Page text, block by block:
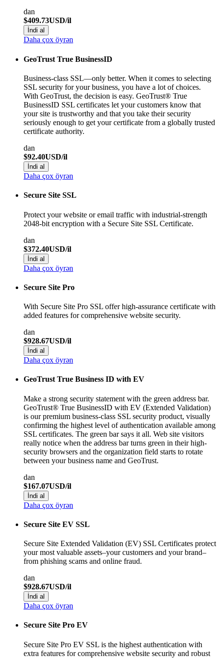
dan
$409.73USD/il
İndi al
Daha çox öyrən
GeoTrust True BusinessID
Business-class SSL—only better. When it comes to selecting
SSL security for your business, you have a lot of choices.
With GeoTrust, the decision is easy. GeoTrust® True
BusinessID SSL certificates let your customers know that
your site is trustworthy and that you take their security
seriously enough to get your certificate from a globally trusted
certificate authority.
dan
$92.40USD/il
İndi al
Daha çox öyrən
Secure Site SSL
Protect your website or email traffic with industrial-strength
2048-bit encryption with a Secure Site SSL Certificate.
dan
$372.40USD/il
İndi al
Daha çox öyrən
Secure Site Pro
With Secure Site Pro SSL offer high-assurance certificate with
added features for comprehensive website security.
dan
$928.67USD/il
İndi al
Daha çox öyrən
GeoTrust True Business ID with EV
Make a strong security statement with the green address bar.
GeoTrust® True BusinessID with EV (Extended Validation)
is our premium business-class SSL security product, visually
confirming the highest level of authentication available among
SSL certificates. The green bar says it all. Web site visitors
really notice when the address bar turns green in their high-
security browsers and the organization field starts to rotate
between your business name and GeoTrust.
dan
$167.07USD/il
İndi al
Daha çox öyrən
Secure Site EV SSL
Secure Site Extended Validation (EV) SSL Certificates protect
your most valuable assets–your customers and your brand–
from phishing scams and online fraud.
dan
$928.67USD/il
İndi al
Daha çox öyrən
Secure Site Pro EV
Secure Site Pro EV SSL is the highest authentication with
extra features for comprehensive website security and robust